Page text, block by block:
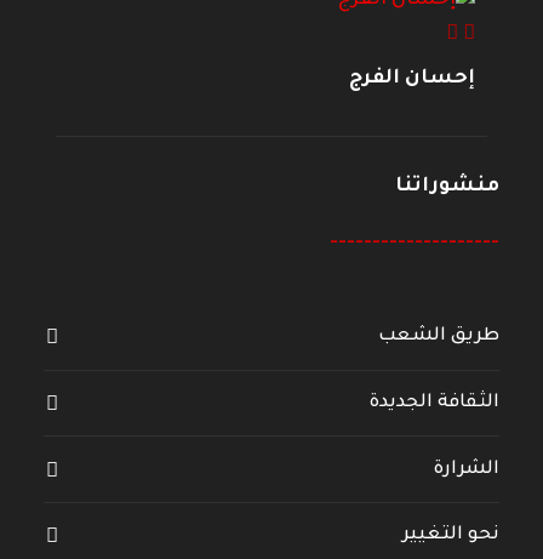
إحسان الفرج
منشوراتنا
--------------------
طريق الشعب
الثقافة الجديدة
الشرارة
نحو التغيير